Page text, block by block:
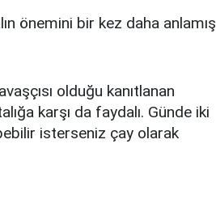
önemini bir kez daha anlamış
olduğu kanıtlanan
karşı da faydalı. Günde iki
isterseniz çay olarak